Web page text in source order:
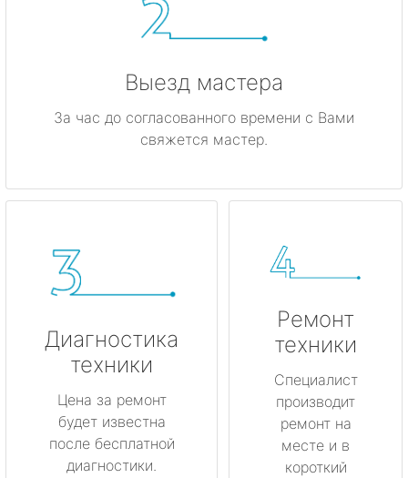
Выезд мастера
За час до согласованного времени с Вами
свяжется мастер.
Диагностика
техники
Цена за ремонт
будет известна
после бесплатной
диагностики.
Ремонт
техники
Специалист
производит
ремонт на
месте и в
короткий